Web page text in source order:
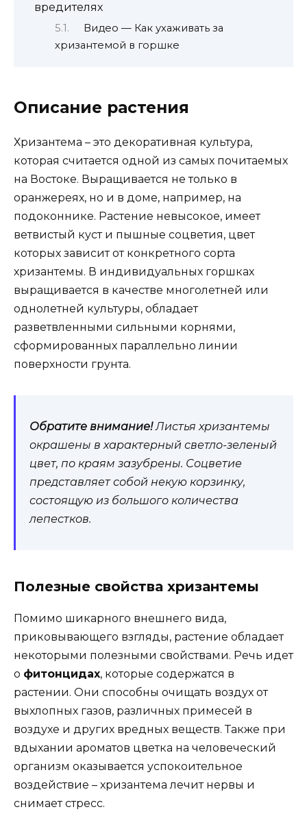
вредителях
Видео — Как ухаживать за
хризантемой в горшке
Описание растения
Хризантема – это декоративная культура,
которая считается одной из самых почитаемых
на Востоке. Выращивается не только в
оранжереях, но и в доме, например, на
подоконнике. Растение невысокое, имеет
ветвистый куст и пышные соцветия, цвет
которых зависит от конкретного сорта
хризантемы. В индивидуальных горшках
выращивается в качестве многолетней или
однолетней культуры, обладает
разветвленными сильными корнями,
сформированных параллельно линии
поверхности грунта.
Обратите внимание!Листья хризантемы
окрашены в характерный светло-зеленый
цвет, по краям зазубрены. Соцветие
представляет собой некую корзинку,
состоящую из большого количества
лепестков.
Полезные свойства хризантемы
Помимо шикарного внешнего вида,
приковывающего взгляды, растение обладает
некоторыми полезными свойствами. Речь идет
о фитонцидах, которые содержатся в
растении. Они способны очищать воздух от
выхлопных газов, различных примесей в
воздухе и других вредных веществ. Также при
вдыхании ароматов цветка на человеческий
организм оказывается успокоительное
воздействие – хризантема лечит нервы и
снимает стресс.